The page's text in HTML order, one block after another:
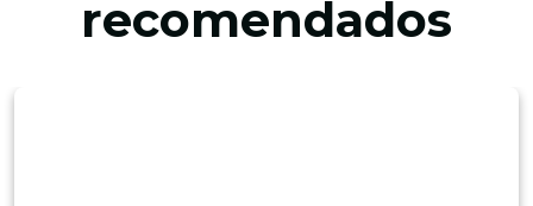
recomendados